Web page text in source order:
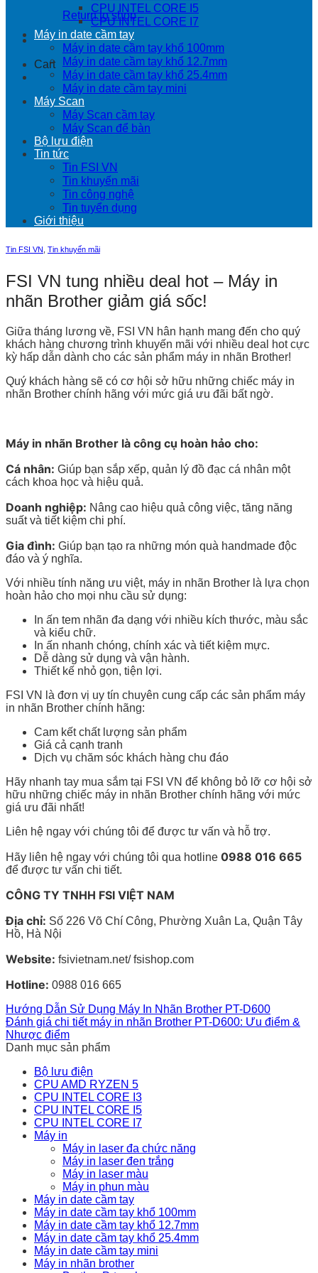
Return to shop
Cart
CPU INTEL CORE I5
CPU INTEL CORE I7
Máy in date cầm tay
Máy in date cầm tay khổ 100mm
Máy in date cầm tay khổ 12.7mm
Máy in date cầm tay khổ 25.4mm
Máy in date cầm tay mini
Máy Scan
Máy Scan cầm tay
Máy Scan để bàn
Bộ lưu điện
Tin tức
Tin FSI VN
Tin khuyến mãi
Tin công nghệ
Tin tuyển dụng
Giới thiệu
Tin FSI VN Tin khuyến mãi
FSI VN tung nhiều deal hot – Máy in
nhãn Brother giảm giá sốc!
Giữa tháng lương về, FSI VN hân hạnh mang đến cho quý
khách hàng chương trình khuyến mãi với nhiều deal hot cực
kỳ hấp dẫn dành cho các sản phẩm máy in nhãn Brother!
Quý khách hàng sẽ có cơ hội sở hữu những chiếc máy in
nhãn Brother chính hãng với mức giá ưu đãi bất ngờ.
Máy in nhãn Brother là công cụ hoàn hảo cho:
Cá nhân: Giúp bạn sắp xếp, quản lý đồ đạc cá nhân một
cách khoa học và hiệu quả.
Doanh nghiệp: Nâng cao hiệu quả công việc, tăng năng
suất và tiết kiệm chi phí.
Gia đình: Giúp bạn tạo ra những món quà handmade độc
đáo và ý nghĩa.
Với nhiều tính năng ưu việt, máy in nhãn Brother là lựa chọn
hoàn hảo cho mọi nhu cầu sử dụng:
In ấn tem nhãn đa dạng với nhiều kích thước, màu sắc
và kiểu chữ.
In ấn nhanh chóng, chính xác và tiết kiệm mực.
Dễ dàng sử dụng và vận hành.
Thiết kế nhỏ gọn, tiện lợi.
FSI VN là đơn vị uy tín chuyên cung cấp các sản phẩm máy
in nhãn Brother chính hãng:
Cam kết chất lượng sản phẩm
Giá cả cạnh tranh
Dịch vụ chăm sóc khách hàng chu đáo
Hãy nhanh tay mua sắm tại FSI VN để không bỏ lỡ cơ hội sở
hữu những chiếc máy in nhãn Brother chính hãng với mức
giá ưu đãi nhất!
Liên hệ ngay với chúng tôi để được tư vấn và hỗ trợ.
Hãy liên hệ ngay với chúng tôi qua hotline 0988 016 665
để được tư vấn chi tiết.
CÔNG TY TNHH FSI VIỆT NAM
Địa chỉ: Số 226 Võ Chí Công, Phường Xuân La, Quận Tây
Hồ, Hà Nội
Website: fsivietnam.net/ fsishop.com
Hotline: 0988 016 665
Hướng Dẫn Sử Dụng Máy In Nhãn Brother PT-D600
Đánh giá chi tiết máy in nhãn Brother PT-D600: Ưu điểm &
Nhược điểm
Danh mục sản phẩm
Bộ lưu điện
CPU AMD RYZEN 5
CPU INTEL CORE I3
CPU INTEL CORE I5
CPU INTEL CORE I7
Máy in
Máy in laser đa chức năng
Máy in laser đen trắng
Máy in laser màu
Máy in phun màu
Máy in date cầm tay
Máy in date cầm tay khổ 100mm
Máy in date cầm tay khổ 12.7mm
Máy in date cầm tay khổ 25.4mm
Máy in date cầm tay mini
Máy in nhãn brother